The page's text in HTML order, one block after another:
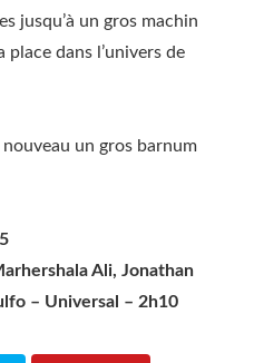
jusqu’à un gros machin
place dans l’univers de
un gros barnum
Ali, Jonathan
– Universal – 2h10